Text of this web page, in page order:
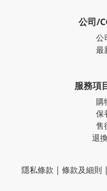
公司/
公
最
服務項
購
保
售
退
隱私條款 | 條款及細則